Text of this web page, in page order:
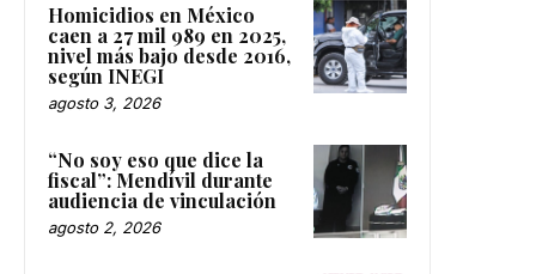
Homicidios en México
caen a 27 mil 989 en 2025,
nivel más bajo desde 2016,
según INEGI
agosto 3, 2026
“No soy eso que dice la
fiscal”: Mendívil durante
audiencia de vinculación
agosto 2, 2026